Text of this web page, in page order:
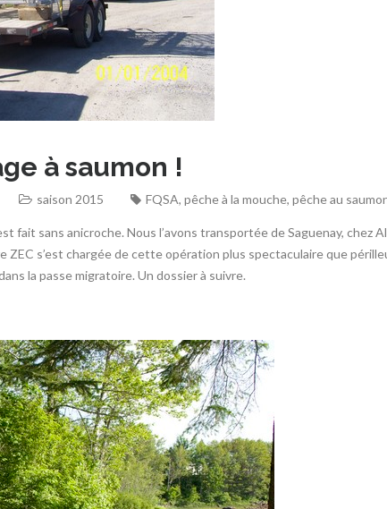
à saumon !
saison 2015 FQSA, pêche à la mouche, pêche au
fait sans anicroche. Nous l’avons transportée de Saguenay, chez
ZEC s’est chargée de cette opération plus spectaculaire que
la passe migratoire. Un dossier à suivre.